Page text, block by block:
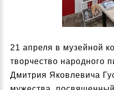
21 апреля в музейной
творчество народного
Дмитрия Яковлевича